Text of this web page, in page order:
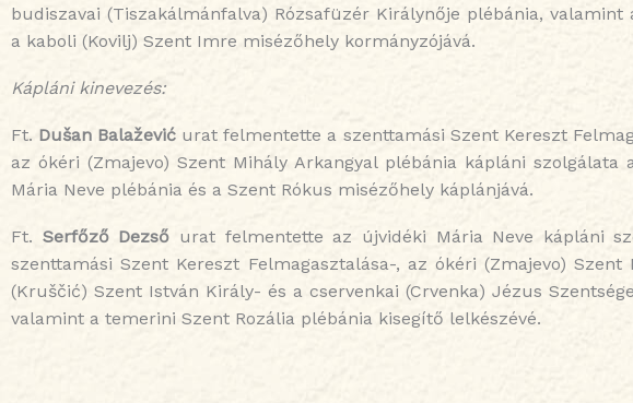
budiszavai (Tiszakálmánfalva) Rózsafüzér Királynője plébánia, valamint
a kaboli (Kovilj) Szent Imre misézőhely kormányzójává.
Kápláni kinevezés:
Ft. Dušan Balažević urat felmentette a szenttamási Szent Kereszt
az ókéri (Zmajevo) Szent Mihály Arkangyal plébánia kápláni szolgálata
Mária Neve plébánia és a Szent Rókus misézőhely káplánjává.
Ft. Serfőző Dezső urat felmentette az újvidéki Mária Neve kápláni
szenttamási Szent Kereszt Felmagasztalása-, az ókéri (Zmajevo)
(Kruščić) Szent István Király- és a cservenkai (Crvenka) Jézus
valamint a temerini Szent Rozália plébánia kisegítő lelkészévé.